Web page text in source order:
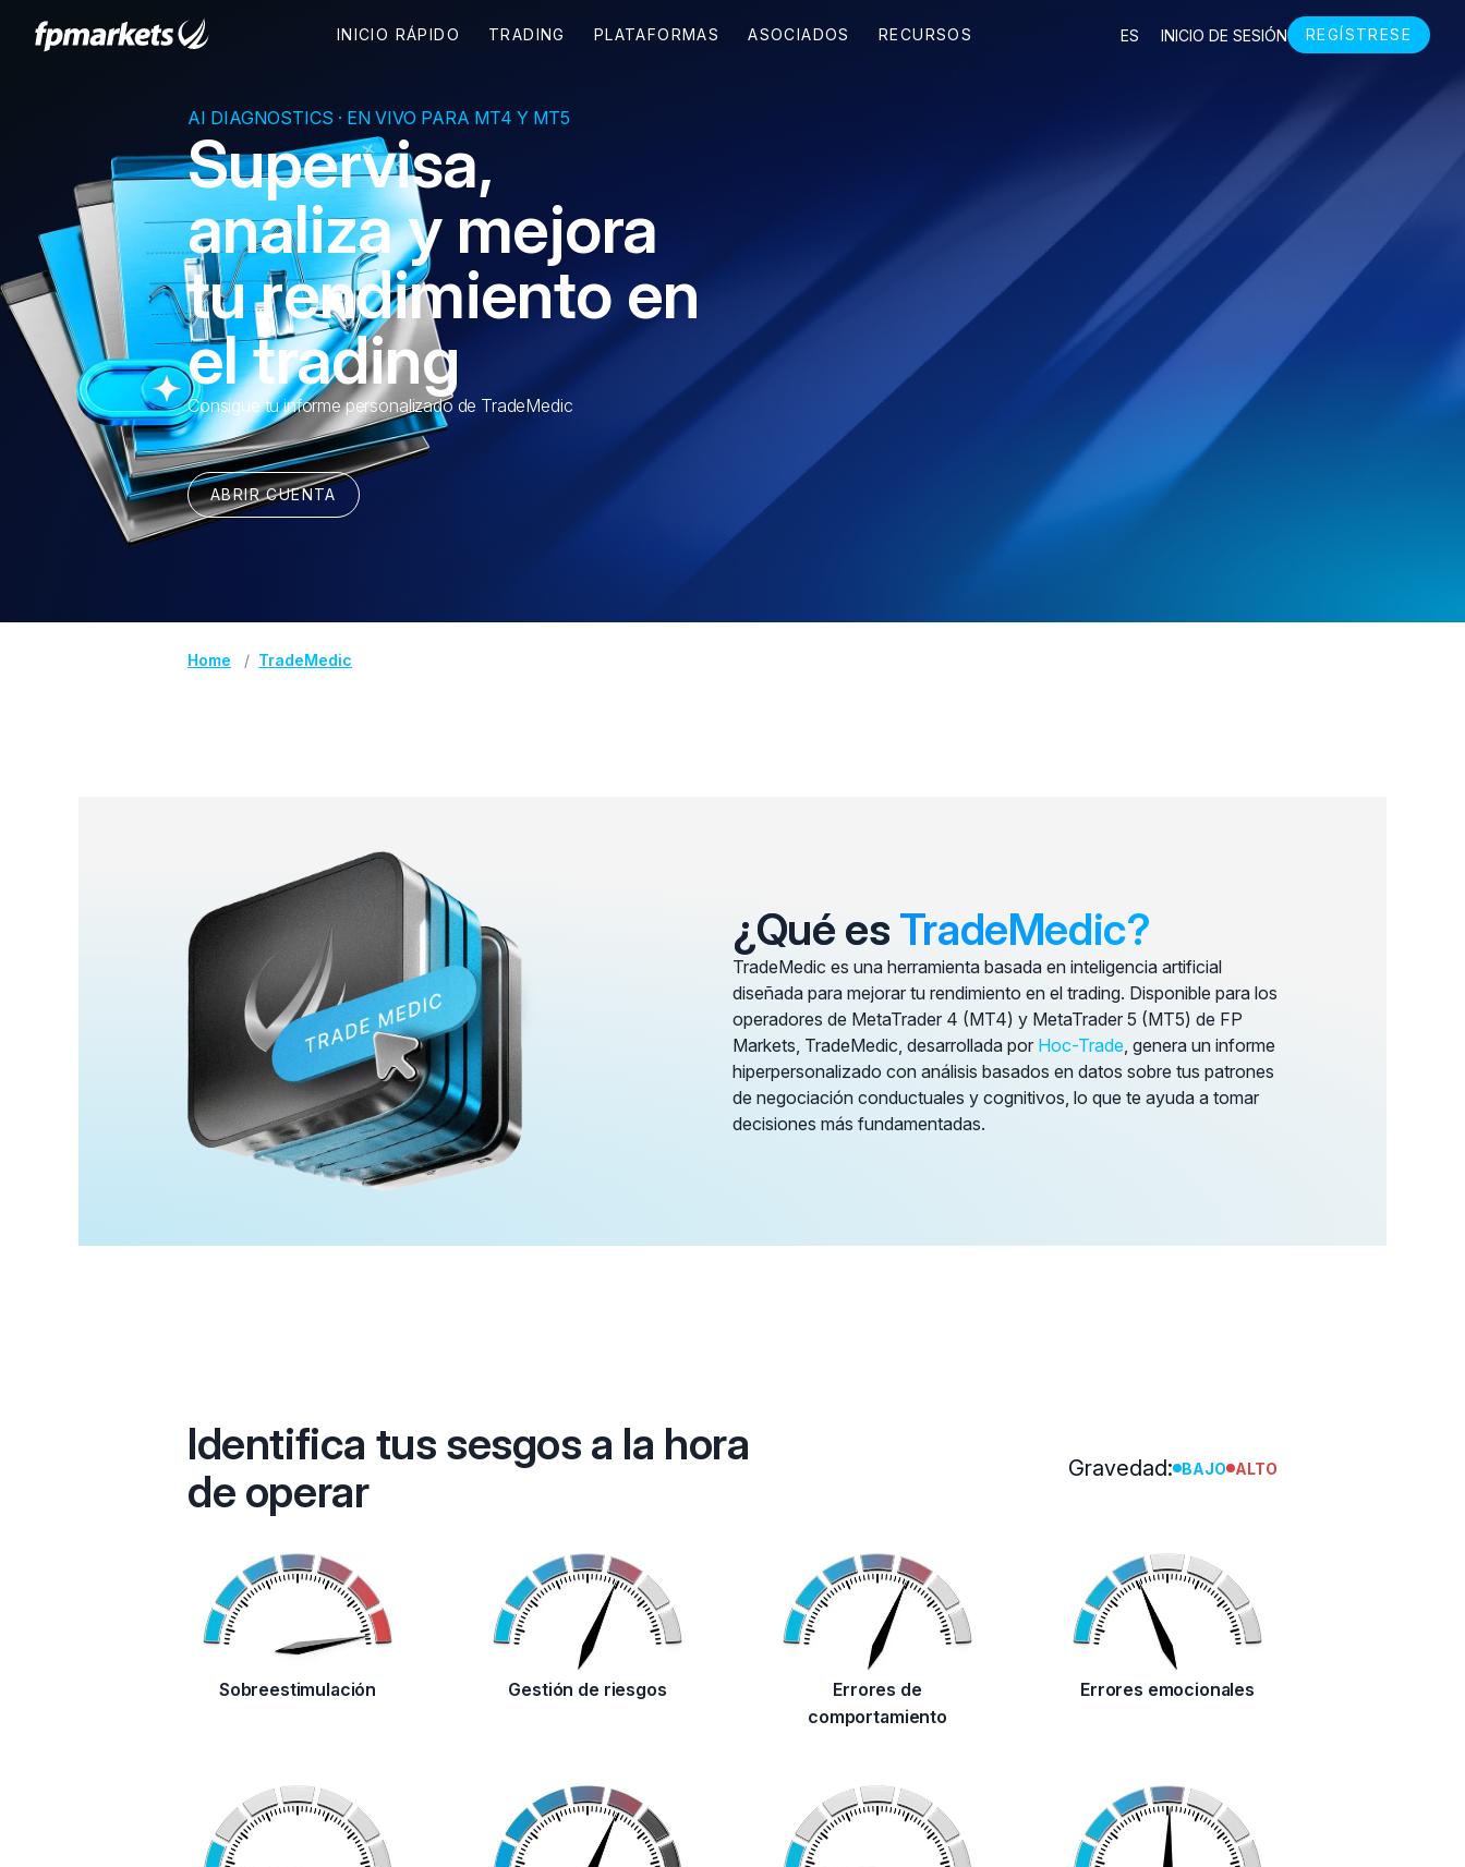
AI DIAGNOSTICS · EN VIVO PARA MT4 Y MT5
Supervisa,
analiza y mejora
tu rendimiento en
el trading
Consigue tu informe personalizado de TradeMedic
ABRIR CUENTA
Home TradeMedic
¿Qué es TradeMedic?
TradeMedic es una herramienta basada en inteligencia artificial
diseñada para mejorar tu rendimiento en el trading. Disponible para los
operadores de MetaTrader 4 (MT4) y MetaTrader 5 (MT5) de FP
Markets, TradeMedic, desarrollada por Hoc-Trade, genera un informe
hiperpersonalizado con análisis basados en datos sobre tus patrones
de negociación conductuales y cognitivos, lo que te ayuda a tomar
decisiones más fundamentadas.
Identifica tus sesgos a la hora
de operar
Gravedad: BAJO ALTO
Sobreestimulación Gestión de riesgos
Errores de
comportamiento
Errores emocionales